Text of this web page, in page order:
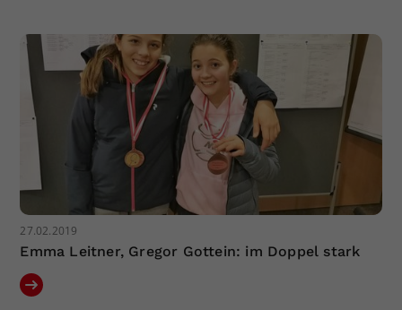
27.02.2019
Emma Leitner, Gregor Gottein: im Doppel stark